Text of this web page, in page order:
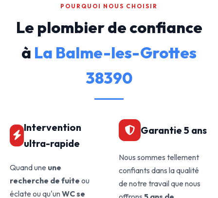
POURQUOI NOUS CHOISIR
Le plombier de confiance
à La Balme-les-Grottes
38390
Intervention
ultra-rapide
Quand une une
recherche de fuite ou
éclate ou qu'unWC se
Garantie 5 ans
Nous sommes tellement
confiants dans la qualité
de notre travail que nous